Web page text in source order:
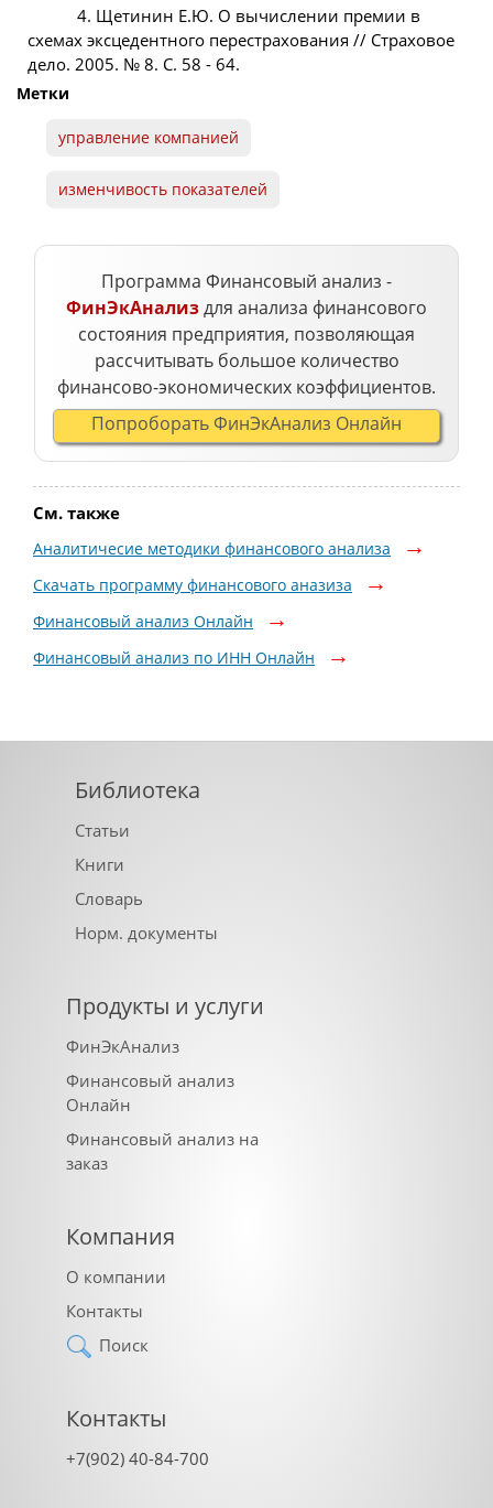
4. Щетинин Е.Ю. О вычислении премии в
схемах эксцедентного перестрахования // Страховое
дело. 2005. № 8. С. 58 - 64.
Метки
управление компанией
изменчивость показателей
Программа Финансовый анализ -
ФинЭкАнализдля анализа финансового
состояния предприятия, позволяющая
рассчитывать большое количество
финансово-экономических коэффициентов.
Попроборать ФинЭкАнализ Онлайн
См. также
Аналитичесие методики финансового анализа
Скачать программу финансового аназиза
Финансовый анализ Онлайн
Финансовый анализ по ИНН Онлайн
Библиотека
Статьи
Книги
Словарь
Норм. документы
Продукты и услуги
ФинЭкАнализ
Финансовый анализ
Онлайн
Финансовый анализ на
заказ
Компания
О компании
Контакты
Поиск
Контакты
+7(902) 40-84-700